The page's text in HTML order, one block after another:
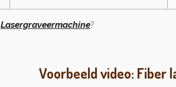
Lasergraveermachine?
Voorbeeld video: Fiber